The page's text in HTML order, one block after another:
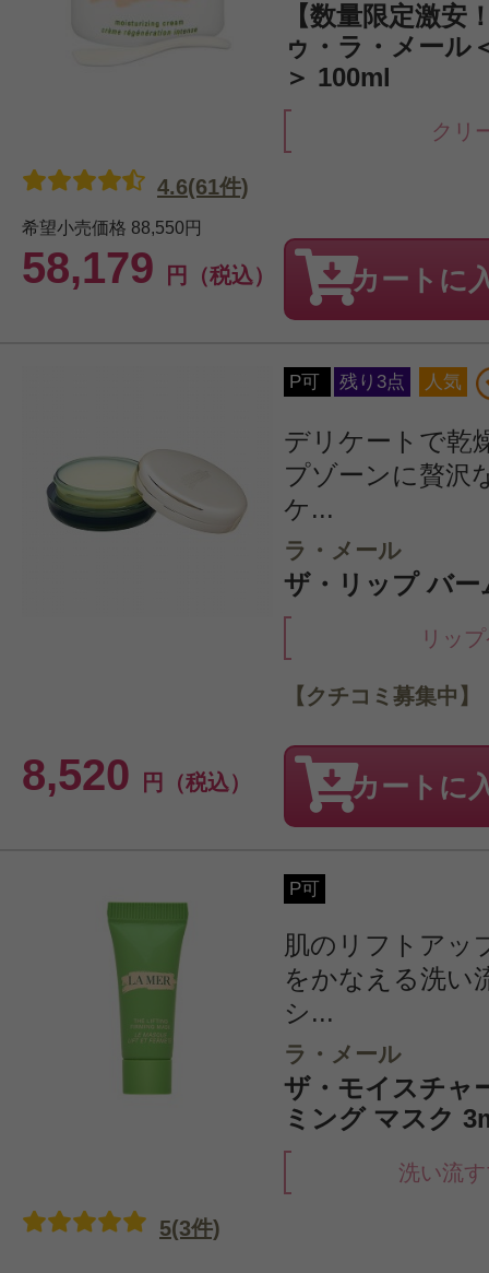
【数量限定激安
ゥ・ラ・メール
＞ 100ml
クリ
希望小売価格 88,550円
58,179 円（税込）
4.6(61件)
カートに
P可 残り3点 人気
デリケートで乾
プゾーンに贅沢
ケ...
ラ・メール
ザ・リップ バー
リッ
8,520 円（税込）
【クチコミ募集中】
カートに
P可
肌のリフトアッ
をかなえる洗い
シ...
ラ・メール
ザ・モイスチャ
ミング マスク
洗い流
5(3件)